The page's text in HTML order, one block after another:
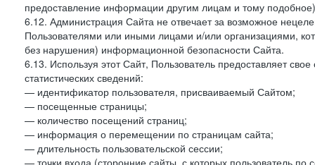
предоставление информации другим лицам и тому
6.12. Администрация Сайта не отвечает за возможное
Пользователями или иными лицами и/или организациями,
без нарушения) информационной безопасности Сайта.
6.13. Используя этот Сайт, Пользователь предоставляет
статистических сведений:
— идентификатор пользователя, присваиваемый Сайтом;
— посещенные страницы;
— количество посещений страниц;
— информация о перемещении по страницам сайта;
— длительность пользовательской сессии;
— точки входа (сторонние сайты, с которых пользователь по